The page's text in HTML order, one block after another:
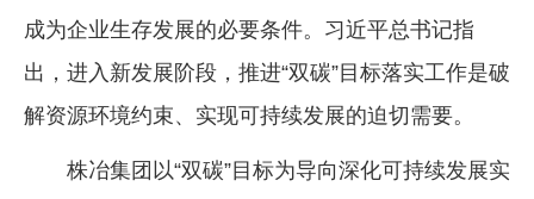
成为企业生存发展的必要条件。习近平总书记指
出，进入新发展阶段，推进“双碳”目标落实工作是破
解资源环境约束、实现可持续发展的迫切需要。
株冶集团以“双碳”目标为导向深化可持续发展实